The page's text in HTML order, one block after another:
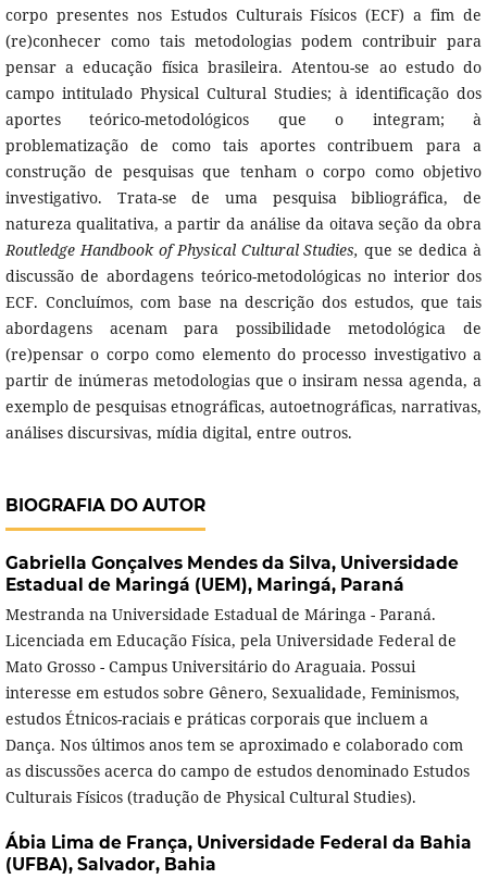
corpo presentes nos Estudos Culturais Físicos (ECF) a fim de
(re)conhecer como tais metodologias podem contribuir para
pensar a educação física brasileira. Atentou-se ao estudo do
campo intitulado Physical Cultural Studies; à identificação dos
aportes teórico-metodológicos que o integram; à
problematização de como tais aportes contribuem para a
construção de pesquisas que tenham o corpo como objetivo
investigativo. Trata-se de uma pesquisa bibliográfica, de
natureza qualitativa, a partir da análise da oitava seção da obra
Routledge Handbook of Physical Cultural Studies,que se dedica à
discussão de abordagens teórico-metodológicas no interior dos
ECF. Concluímos, com base na descrição dos estudos, que tais
abordagens acenam para possibilidade metodológica de
(re)pensar o corpo como elemento do processo investigativo a
partir de inúmeras metodologias que o insiram nessa agenda, a
exemplo de pesquisas etnográficas, autoetnográficas, narrativas,
análises discursivas, mídia digital, entre outros.
BIOGRAFIA DO AUTOR
Gabriella Gonçalves Mendes da Silva, Universidade
Estadual de Maringá (UEM), Maringá, Paraná
Mestranda na Universidade Estadual de Máringa - Paraná.
Licenciada em Educação Física, pela Universidade Federal de
Mato Grosso - Campus Universitário do Araguaia. Possui
interesse em estudos sobre Gênero, Sexualidade, Feminismos,
estudos Étnicos-raciais e práticas corporais que incluem a
Dança. Nos últimos anos tem se aproximado e colaborado com
as discussões acerca do campo de estudos denominado Estudos
Culturais Físicos (tradução de Physical Cultural Studies).
Ábia Lima de França, Universidade Federal da Bahia
(UFBA), Salvador, Bahia